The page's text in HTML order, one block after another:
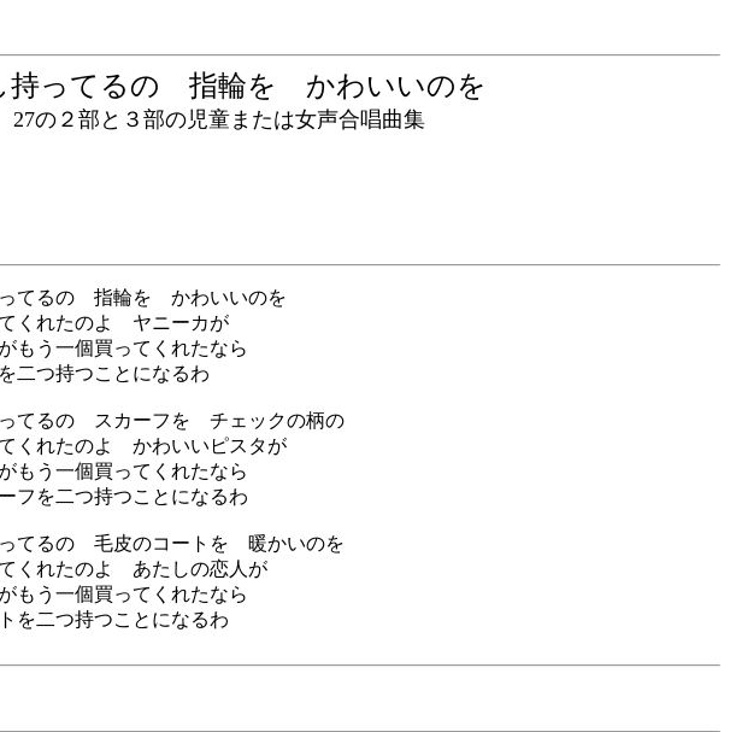
持ってるの 指輪を かわいいのを
部と３部の児童または女声合唱曲集
てるの 指輪を かわいいのを
くれたのよ ヤニーカが
もう一個買ってくれたなら
二つ持つことになるわ
てるの スカーフを チェックの柄の
くれたのよ かわいいピスタが
もう一個買ってくれたなら
フを二つ持つことになるわ
てるの 毛皮のコートを 暖かいのを
くれたのよ あたしの恋人が
もう一個買ってくれたなら
を二つ持つことになるわ